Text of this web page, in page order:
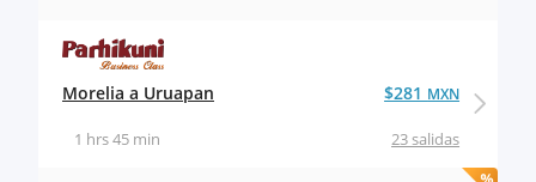
Morelia a Uruapan
23 salidas
1 hrs 45 min
$281 MXN